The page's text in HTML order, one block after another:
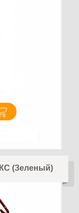
(Зеленый)